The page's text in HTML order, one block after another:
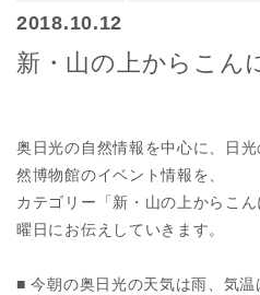
2018.10.12
新・山の上からこん
奥日光の自然情報を中心に、日
然博物館のイベント情報を、
カテゴリー「新・山の上からこ
曜日にお伝えしていきます。
■ 今朝の奥日光の天気は雨、気